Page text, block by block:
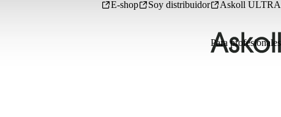
E-shop Soy distribuidor Askoll ULTRA
Para profesionales